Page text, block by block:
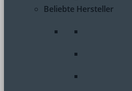
Beliebte Hersteller